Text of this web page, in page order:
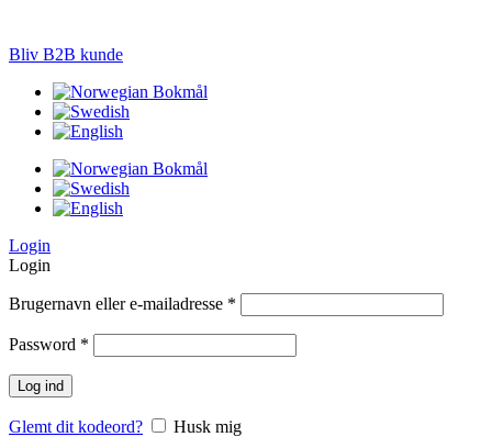
Bliv B2B kunde
Login
Login
Brugernavn eller e-mailadresse *
Password *
Log ind
Glemt dit kodeord? Husk mig